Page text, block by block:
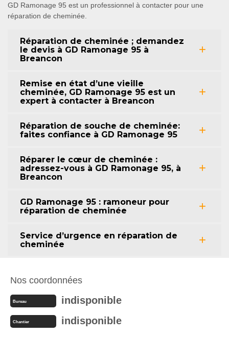
GD Ramonage 95 est un professionnel à contacter pour une
réparation de cheminée.
Réparation de cheminée ; demandez
le devis à GD Ramonage 95 à
Breancon
Remise en état d’une vieille
cheminée, GD Ramonage 95 est un
expert à contacter à Breancon
Réparation de souche de cheminée:
faites confiance à GD Ramonage 95
Réparer le cœur de cheminée :
adressez-vous à GD Ramonage 95, à
Breancon
GD Ramonage 95 : ramoneur pour
réparation de cheminée
Service d’urgence en réparation de
cheminée
Nos coordonnées
Bureau indisponible
Chantier indisponible